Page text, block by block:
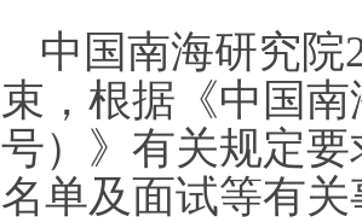
中国南海研究院
束，根据《中国
号）》有关规定
名单及面试等有